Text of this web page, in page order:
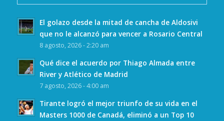
El golazo desde la mitad de cancha de Aldosivi
que no le alcanzó para vencer a Rosario Central
8 agosto, 2026 - 2:20 am
Qué dice el acuerdo por Thiago Almada entre
River y Atlético de Madrid
7 agosto, 2026 - 4:00 am
Tirante logró el mejor triunfo de su vida en el
Masters 1000 de Canadá, eliminó a un Top 10